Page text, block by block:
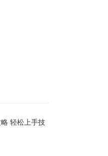
轻松上手技